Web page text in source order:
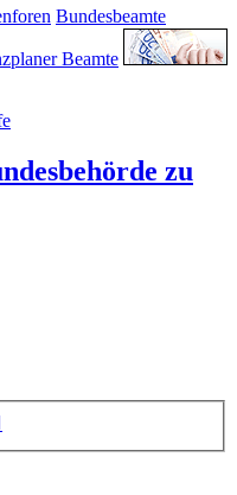
Bundesbeamte
Beamte
zu